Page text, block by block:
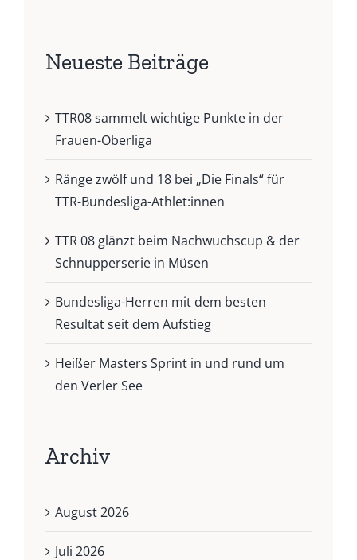
Neueste Beiträge
TTR08 sammelt wichtige Punkte in der
Frauen-Oberliga
Ränge zwölf und 18 bei „Die Finals“ für
TTR-Bundesliga-Athlet:innen
TTR 08 glänzt beim Nachwuchscup & der
Schnupperserie in Müsen
Bundesliga-Herren mit dem besten
Resultat seit dem Aufstieg
Heißer Masters Sprint in und rund um
den Verler See
Archiv
August 2026
Juli 2026